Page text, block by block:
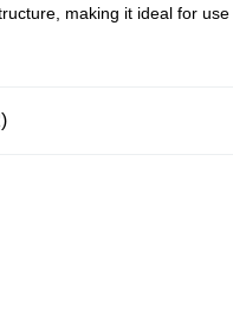
HK$499.00或以上免運費
making it ideal for